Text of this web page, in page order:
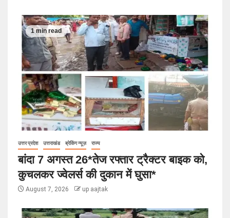
1 min read
उत्तर प्रदेश उत्तराखंड ब्रेकिंग न्यूज़ राज्य
बांदा 7 अगस्त 26*तेज रफ्तार ट्रैक्टर बाइक को,
कुचलकर ज्वेलर्स की दुकान में घुसा*
August 7, 2026 up aajtak